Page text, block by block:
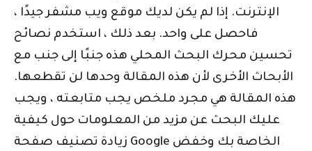
الإنترنت. إذا لم يكن لديك موقع ويب مشفر جيدًا ،
فاحصل على واحد. بعد ذلك ، استخدم نصائح
تحسين محرك البحث المحلي هذه جنبًا إلى جنب مع
الأبحاث الأخرى لأن هذه المقالة وحدها لن تقطعها.
هذه المقالة هي مجرد ملخص يجب متابعته ، ويجب
عليك البحث عن مزيد من المعلومات حول كيفية
زيادة تصنيف صفحة Google الخاصة بك وخفض